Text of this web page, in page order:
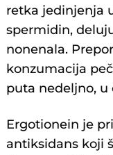
retka jedinjenja
spermidin,
nonenala.
konzumacija
puta nedeljno, u
Ergotionein je
antiksidans koji